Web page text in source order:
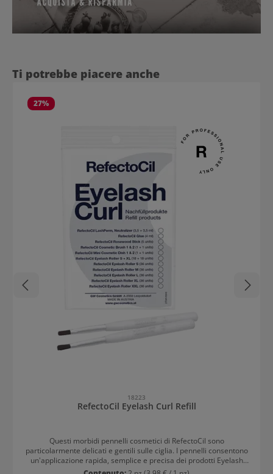
Salta la galleria dei prodotti
Ti potrebbe piacere anche
27%
18223
RefectoCil Eyelash Curl Refill
Questi morbidi pennelli cosmetici di RefectoCil sono
particolarmente delicati e gentili sulle ciglia. I pennelli consentono
un'applicazione rapida, semplice e precisa dei prodotti Eyelash
Curl Refill sulle ciglia. La messa in piega delle ciglia diventa così